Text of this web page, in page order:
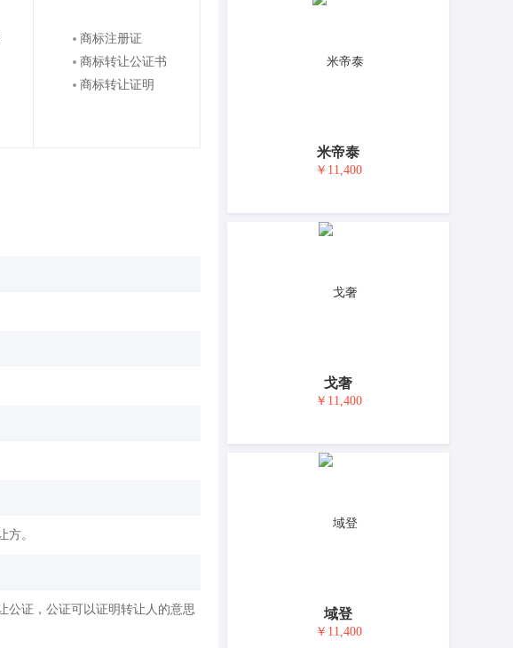
商标注册证
商标转让公证书
商标转让证明
方。
公证，公证可以证明转让人的意思
米帝泰
￥11,400
戈奢
￥11,400
域登
￥11,400